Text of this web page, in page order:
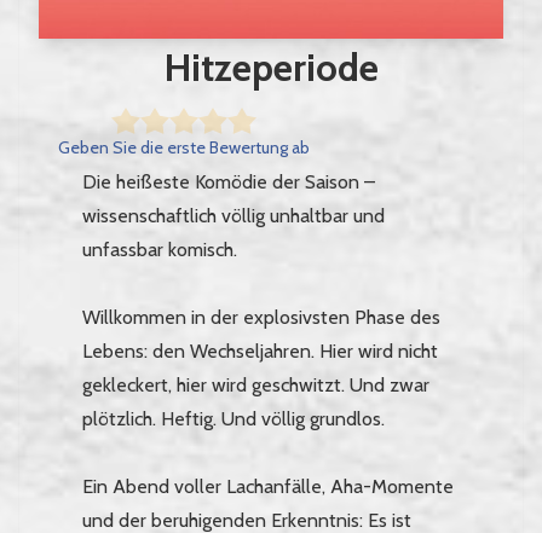
Hitzeperiode
Geben Sie die erste Bewertung ab
Die heißeste Komödie der Saison –
wissenschaftlich völlig unhaltbar und
unfassbar komisch.
Willkommen in der explosivsten Phase des
Lebens: den Wechseljahren. Hier wird nicht
gekleckert, hier wird geschwitzt. Und zwar
plötzlich. Heftig. Und völlig grundlos.
Ein Abend voller Lachanfälle, Aha-Momente
und der beruhigenden Erkenntnis: Es ist